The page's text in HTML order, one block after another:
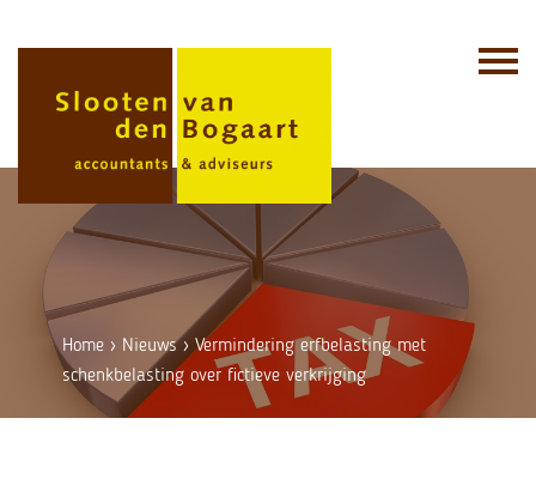
Home › Nieuws›Vermindering erfbelasting met
schenkbelasting over fictieve verkrijging